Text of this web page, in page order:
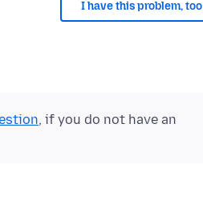
I have this problem, too
, if you do not have an